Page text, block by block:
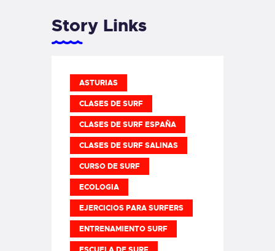
Story Links
ASTURIAS
CLASES DE SURF
CLASES DE SURF ESPAÑA
CLASES DE SURF SALINAS
CURSO DE SURF
ECOLOGIA
EJERCICIOS PARA SURFERS
ENTRENAMIENTO SURF